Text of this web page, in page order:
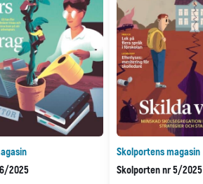
2025
Skolportens magasin
Skolporten nr 5/2025